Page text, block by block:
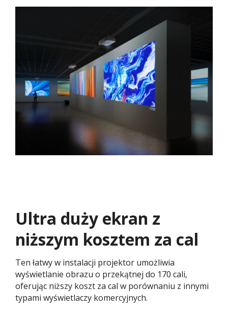
Ultra duży ekran z
niższym kosztem za cal​​
Ten łatwy w instalacji projektor umożliwia
wyświetlanie obrazu o przekątnej do 170 cali,
oferując niższy koszt za cal w porównaniu z innymi
typami wyświetlaczy komercyjnych.